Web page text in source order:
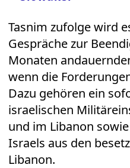
Tasnim zufolge wird
Gespräche zur
Monaten
wenn die
Dazu gehören ein
israelischen
und im Libanon
Israels aus den
Libanon.